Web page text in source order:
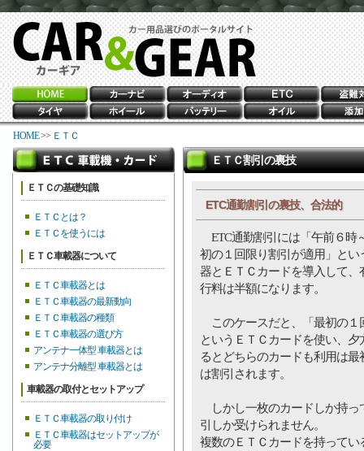
HOME>> ＥＴＣ
ＥＴＣの基礎知識
ＥＴＣとは？
ＥＴＣを使うには
ＥＴＣ車載器について
ＥＴＣ車載器とは
ＥＴＣ車載器の最新動向
ＥＴＣ車載器の種類
ＥＴＣ車載器の選び方
アンテナ一体型 車載器とは
アンテナ分離型 車載器とは
車載器の取付とセットアップ
ＥＴＣ車載器の取り付け
ＥＴＣ車載器はセットアップが
必要
ＥＴＣ割引の裏技
ETC通勤割引の裏技、合法的
ETC通勤割引には「午前６時
初の１回限り割引が適用」と
器とＥＴＣカードを導入して
行料は半額になります。
このケースだと、「最初の１
というＥＴＣカードを使い、
るとどちらのカードも利用は
は割引されます。
しかし一枚のカードしか持っ
引しか受けられません。
複数のＥＴＣカードを持って